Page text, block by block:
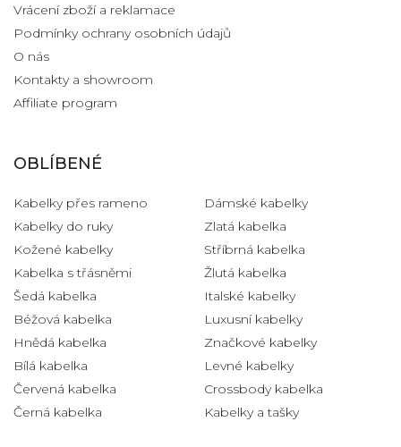
Vrácení zboží a reklamace
Podmínky ochrany osobních údajů
O nás
Kontakty a showroom
Affiliate program
OBLÍBENÉ
Kabelky přes rameno
Kabelky do ruky
Kožené kabelky
Kabelka s třásněmi
Šedá kabelka
Béžová kabelka
Hnědá kabelka
Bílá kabelka
Červená kabelka
Černá kabelka
Dámské kabelky
Zlatá kabelka
Stříbrná kabelka
Žlutá kabelka
Italské kabelky
Luxusní kabelky
Značkové kabelky
Levné kabelky
Crossbody kabelka
Kabelky a tašky